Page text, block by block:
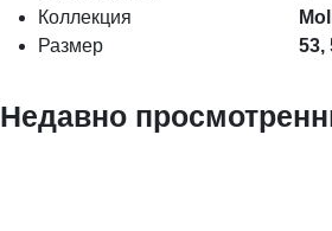
Коллекция
Размер
53,
Недавно